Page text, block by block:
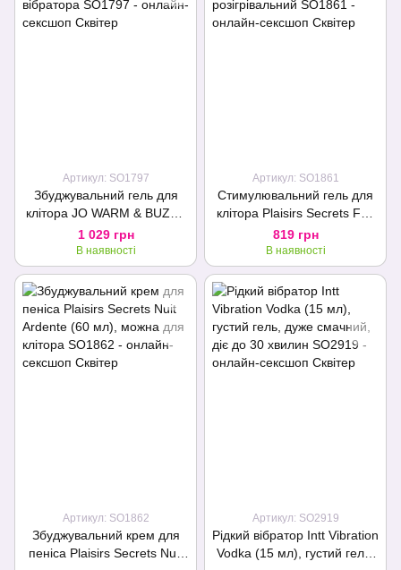
Артикул: SO1797
Збуджувальний гель для
клітора JO WARM & BUZZY
(10 мл) з ефектом рідкого
вібратора
1 029 грн
В наявності
Артикул: SO1861
Стимулювальний гель для
клітора Plaisirs Secrets Feu
Damour (30 мл)
розігрівальний
819 грн
В наявності
Артикул: SO1862
Збуджувальний крем для
пеніса Plaisirs Secrets Nuit
Артикул: SO2919
Рідкий вібратор Intt Vibration
Vodka (15 мл), густий гель,